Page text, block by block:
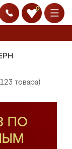
0
товара)
ПО